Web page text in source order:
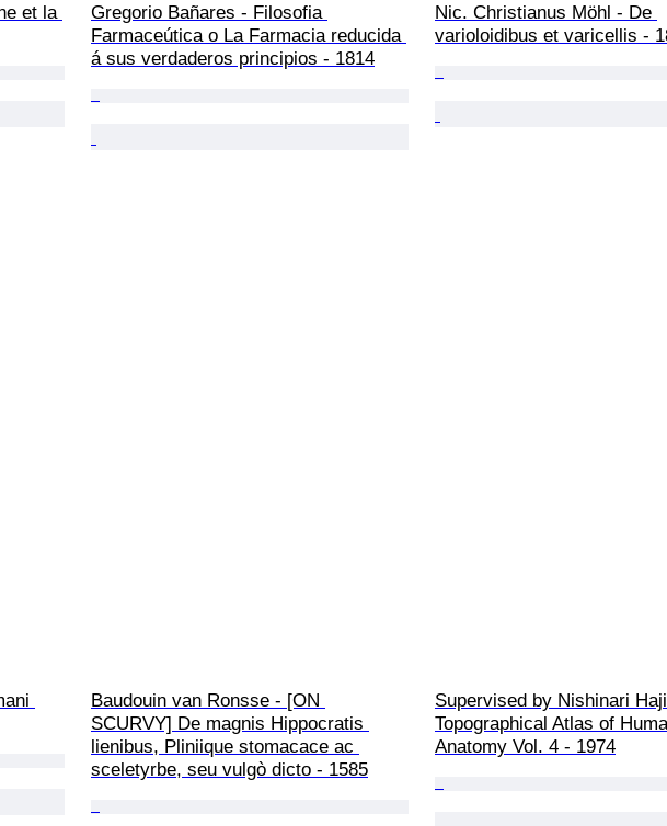
et la
Gregorio Bañares - Filosofia
Farmaceútica o La Farmacia reducida
á sus verdaderos principios - 1814
Nic. Christianus Möhl - De
varioloidibus et varicellis -
Baudouin van Ronsse - [ON
SCURVY] De magnis Hippocratis
lienibus, Pliniique stomacace ac
sceletyrbe, seu vulgò dicto - 1585
Supervised by Nishinari
Topographical Atlas of
Anatomy Vol. 4 - 1974